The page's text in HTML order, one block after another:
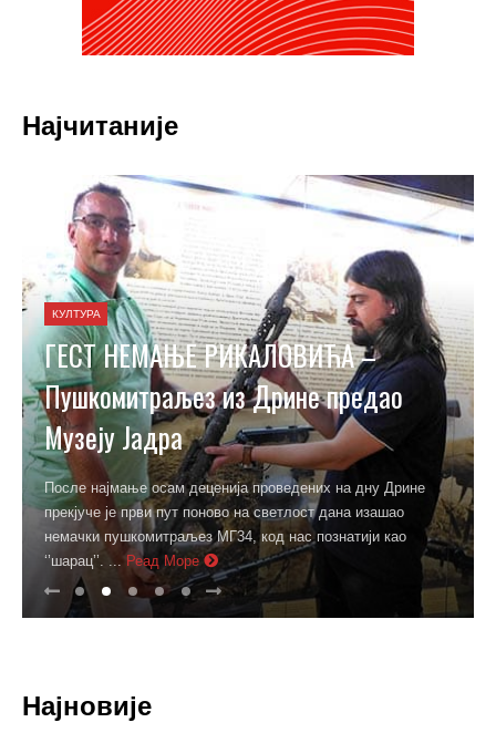
Најчитаније
КУЛТУРА
ГЕСТ НЕМАЊЕ РИКАЛОВИЋА –
Пушкомитраљез из Дрине предао
Музеју Јадра
После најмање осам деценија проведених на дну Дрине
прекјуче је први пут поново на светлост дана изашао
немачки пушкомитраљез МГ34, код нас познатији као
‘’шарац’’. ...
Реад Море
Најновије